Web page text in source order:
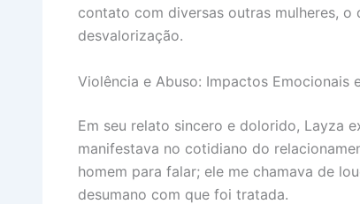
contato com diversas outras mulheres,
desvalorização.
Violência e Abuso: Impactos Emocionais
Em seu relato sincero e dolorido, Layza
manifestava no cotidiano do
homem para falar; ele me chamava de
desumano com que foi tratada.